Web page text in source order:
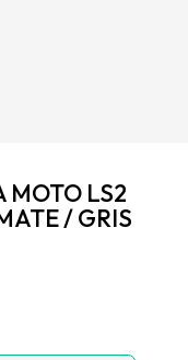
MOTO LS2
/ GRIS